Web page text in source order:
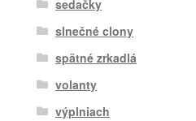
sedačky
slnečné clony
spätné zrkadlá
volanty
výplniach